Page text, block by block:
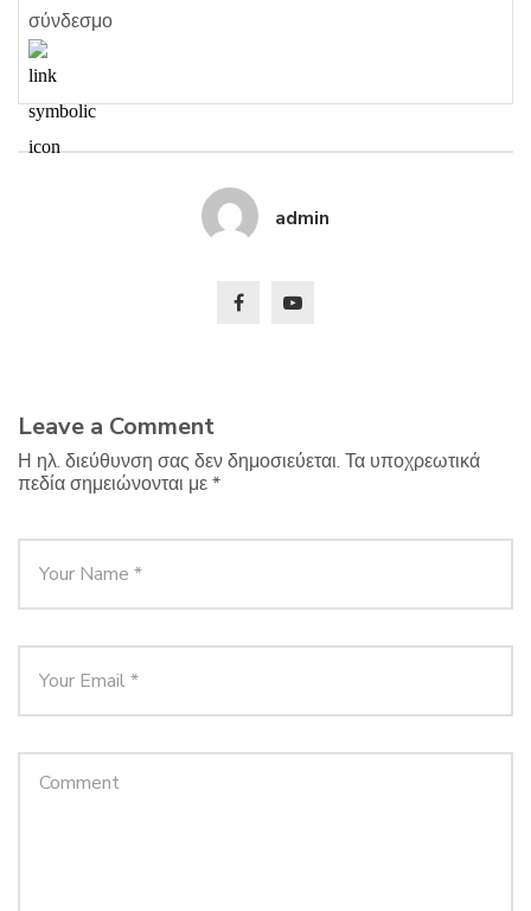
σύνδεσμο
admin
Leave a Comment
Η ηλ. διεύθυνση σας δεν δημοσιεύεται. Τα υποχρεωτικά
πεδία σημειώνονται με*